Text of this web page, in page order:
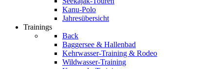
Kanu-Polo
Jahresübersicht
Trainings
Back
Baggersee & Hallenbad
Kehrwasser-Training & Rodeo
Wildwasser-Training